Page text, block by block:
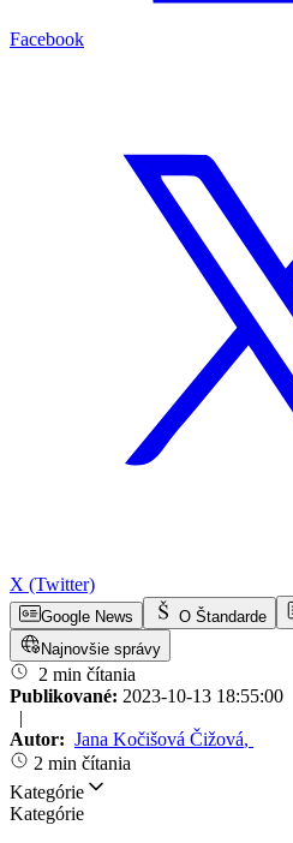
Facebook
X (Twitter)
Google News O Štandarde
Najnovšie správy
2 min čítania
Publikované: 2023-10-13 18:55:00
|
Autor: Jana Kočišová Čižová,
2 min čítania
Kategórie
Kategórie